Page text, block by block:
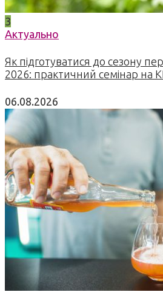
3
Актуально
Як підготуватися до сезону
2026: практичний семінар на
06.08.2026